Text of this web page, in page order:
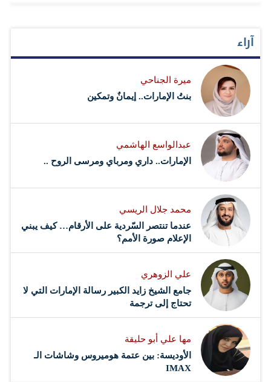
زراعة مزدوجة للقلب والرئتين على مستوى الإمارات، إضافة
مزدوجة للرئة والكبد على مستوى المنطقة، وتنفيذ أول عملية
تبادل ثلاثي للكلى في الدولة. بدورها،…
آراء
ميرة الجناحي
بنتُ الإمارات.. إيمانٌ وتمكين
عبدالواسع الهاشمي
الإمارات.. داري ومرباي ومرسى الروح ..
محمد جلال الريسي
عندما تنتصر السّردية على الأرقام… كيف يبني
الإعلام صورة الأمم؟
علي الزوهري
جامع الشيخ زايد الكبير رسالة الإمارات التي لا
تحتاج إلى ترجمة
مها علي أبو حليقة
الأوديسة: بين عتمة هوميروس وشاشات الـ
IMAX